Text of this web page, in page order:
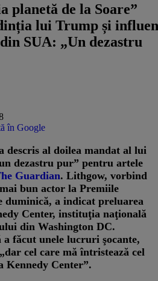
planetă de la Soare”
lui Trump și
SUA: „Un dezastru
în Google
descris al doilea mandat al lui
dezastru pur” pentru artele
Guardian. Lithgow, vorbind
bun actor la Premiile
duminică, a indicat preluarea
Center, instituţia naţională
din Washington DC.
făcut unele lucruri şocante,
cel care mă întristează cel
Kennedy Center”.